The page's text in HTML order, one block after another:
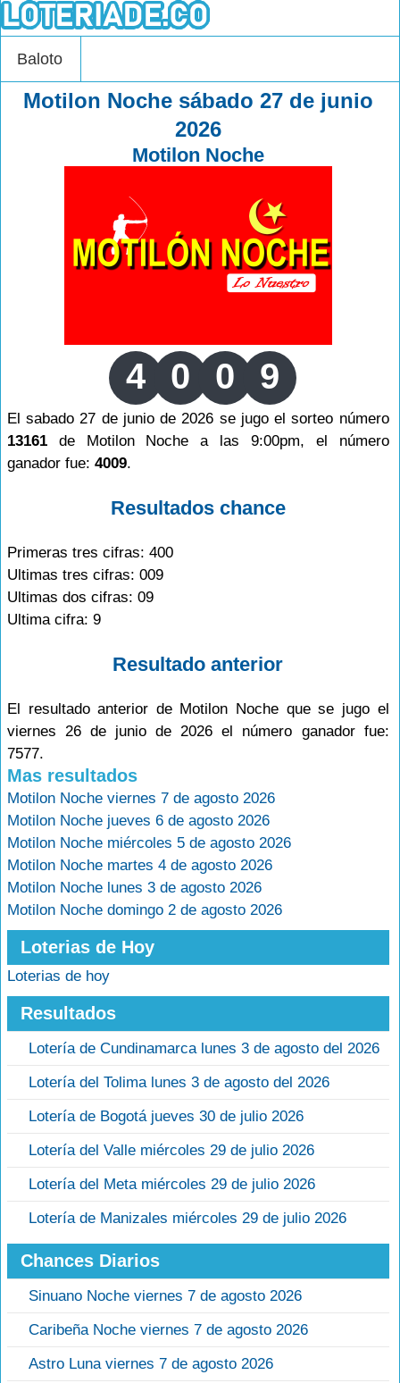
Baloto
Motilon Noche sábado 27 de junio
2026
Motilon Noche
4 0 0 9
El sabado 27 de junio de 2026 se jugo el sorteo número
13161 de Motilon Noche a las 9:00pm, el número
ganador fue: 4009.
Resultados chance
Primeras tres cifras: 400
Ultimas tres cifras: 009
Ultimas dos cifras: 09
Ultima cifra: 9
Resultado anterior
El resultado anterior de Motilon Noche que se jugo el
viernes 26 de junio de 2026 el número ganador fue:
7577.
Mas resultados
Motilon Noche viernes 7 de agosto 2026
Motilon Noche jueves 6 de agosto 2026
Motilon Noche miércoles 5 de agosto 2026
Motilon Noche martes 4 de agosto 2026
Motilon Noche lunes 3 de agosto 2026
Motilon Noche domingo 2 de agosto 2026
Loterias de Hoy
Loterias de hoy
Resultados
Lotería de Cundinamarca lunes 3 de agosto del 2026
Lotería del Tolima lunes 3 de agosto del 2026
Lotería de Bogotá jueves 30 de julio 2026
Lotería del Valle miércoles 29 de julio 2026
Lotería del Meta miércoles 29 de julio 2026
Lotería de Manizales miércoles 29 de julio 2026
Chances Diarios
Sinuano Noche viernes 7 de agosto 2026
Caribeña Noche viernes 7 de agosto 2026
Astro Luna viernes 7 de agosto 2026